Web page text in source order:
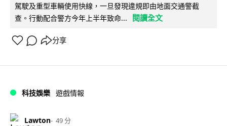
駕駛及重型車輛使用快線，一旦發現違規即由地面交通警截
查。行動配合警方今年上半年致命...
閱讀全文
分享
科技娛樂 遊戲情報
Lawton 49 分